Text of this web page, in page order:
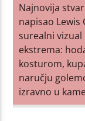
Najnovija
napisao Lewis
surealni
ekstrema:
kosturom,
naručju
izravno u